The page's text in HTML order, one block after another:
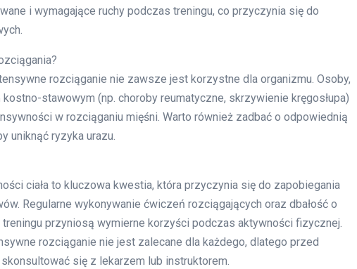
i wymagające ruchy podczas treningu, co przyczynia się do
rozciąganie nie zawsze jest korzystne dla organizmu. Osoby,
stawowym (np. choroby reumatyczne, skrzywienie kręgosłupa)
w rozciąganiu mięśni. Warto również zadbać o odpowiednią
uniknąć ryzyka urazu.
ciała to kluczowa kwestia, która przyczynia się do zapobiegania
Regularne wykonywanie ćwiczeń rozciągających oraz dbałość o
przyniosą wymierne korzyści podczas aktywności fizycznej.
rozciąganie nie jest zalecane dla każdego, dlatego przed
się z lekarzem lub instruktorem.